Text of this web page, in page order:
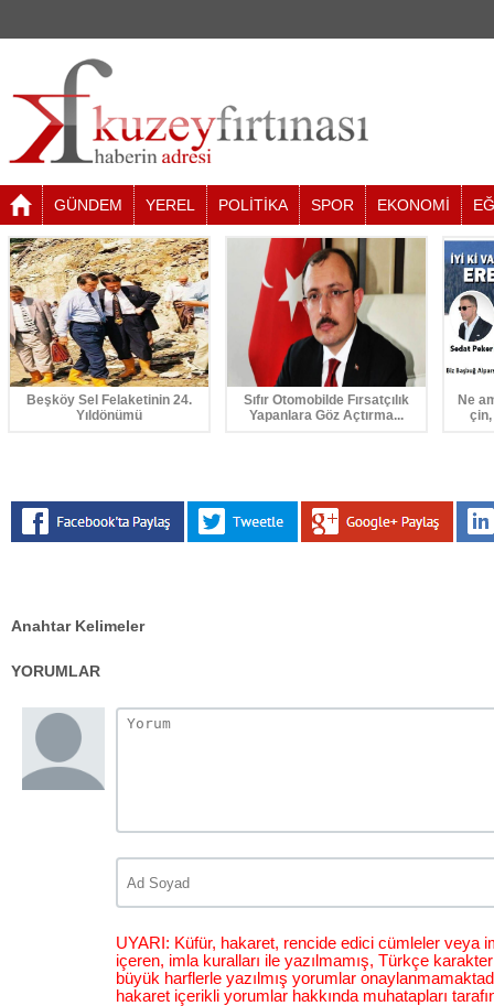
GÜNDEM YEREL POLİTİKA SPOR EKONOMİ
Beşköy Sel Felaketinin 24.
Yıldönümü
Sıfır Otomobilde Fırsatçılık
Yapanlara Göz Açtırma...
Ne
Anahtar Kelimeler
YORUMLAR
UYARI: Küfür, hakaret, rencide edici cümleler veya
içeren, imla kuralları ile yazılmamış, Türkçe
büyük harflerle yazılmış yorumlar
hakaret içerikli yorumlar hakkında muhatapları